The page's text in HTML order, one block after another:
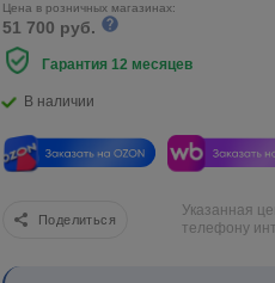
Цена в розничных магазинах:
51 700 руб.
Гарантия 12 месяцев
В наличии
Поделиться
Указанная
телефону